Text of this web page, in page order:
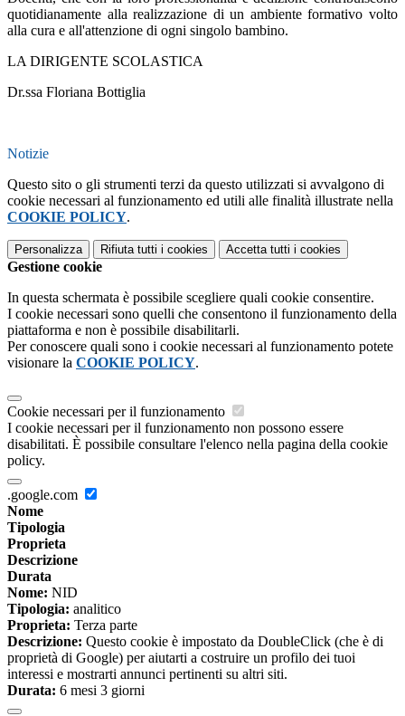
quotidianamente alla realizzazione di un ambiente formativo volto
alla cura e all'attenzione di ogni singolo bambino.
LA DIRIGENTE SCOLASTICA
Dr.ssa Floriana Bottiglia
Notizie
Questo sito o gli strumenti terzi da questo utilizzati si avvalgono di
cookie necessari al funzionamento ed utili alle finalità illustrate nella
COOKIE POLICY.
Personalizza Rifiuta tutti i cookies Accetta tutti i cookies
Gestione cookie
In questa schermata è possibile scegliere quali cookie consentire.
I cookie necessari sono quelli che consentono il funzionamento della
piattaforma e non è possibile disabilitarli.
Per conoscere quali sono i cookie necessari al funzionamento potete
visionare la COOKIE POLICY.
Cookie necessari per il funzionamento
I cookie necessari per il funzionamento non possono essere
disabilitati. È possibile consultare l'elenco nella pagina della cookie
policy.
.google.com
Nome
Tipologia
Proprieta
Descrizione
Durata
Nome: NID
Tipologia: analitico
Proprieta: Terza parte
Descrizione: Questo cookie è impostato da DoubleClick (che è di
proprietà di Google) per aiutarti a costruire un profilo dei tuoi
interessi e mostrarti annunci pertinenti su altri siti.
Durata: 6 mesi 3 giorni